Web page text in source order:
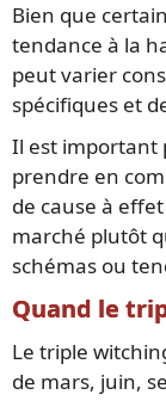
Bien que
tendance à la
peut varier
spécifiques et
Il est important
prendre en
de cause à
marché plutôt
schémas ou
Quand le
Le triple
de mars, juin,